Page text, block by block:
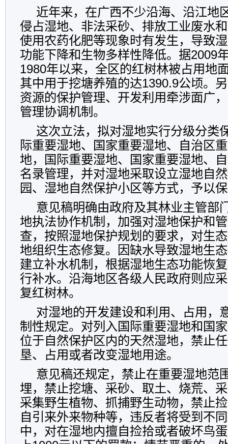
近年来，在广西不少沿海、沿江地
侵占湿地、非法采砂、排放工业废水
使用农药化肥等现象时有发生，导致
功能下降和生物多样性降低。据2009
1980年以来，全区的红树林被占用地
其中用于挖塘养殖的达1390.9公顷。
资源的保护管理、开发利用牵涉面广
管理协调机制。
这次立法，拟对湿地实行分级分类
际重要湿地、国家重要湿地、自治区
地，国际重要湿地、国家重要湿地、
名录管理，并对湿地采取设立湿地自
园、湿地自然保护小区等方式，予以
意见稿明确由政府及其林业主管部
地执法协作机制，加强对湿地保护和
查，按照湿地保护规划的要求，对生
地组织生态修复。因缺水导致湿地生
建立补水机制，根据湿地生态功能恢
行补水。沿海地区各级人民政府则应
复红树林。
对湿地的开发建设和利用、占用，
制性规定。对列入国际重要湿地和国
位于自然保护区内的天然湿地，禁止
垦、占用或者改变湿地用途。
意见稿还规定，禁止在重要湿地范
埋，禁止挖塘、采砂、取土、烧荒、
采集野生植物、抓捕野生动物，禁止
自引来外来物种等，违反者将受到不
中，对在湿地内擅自捡拾或者破坏鸟